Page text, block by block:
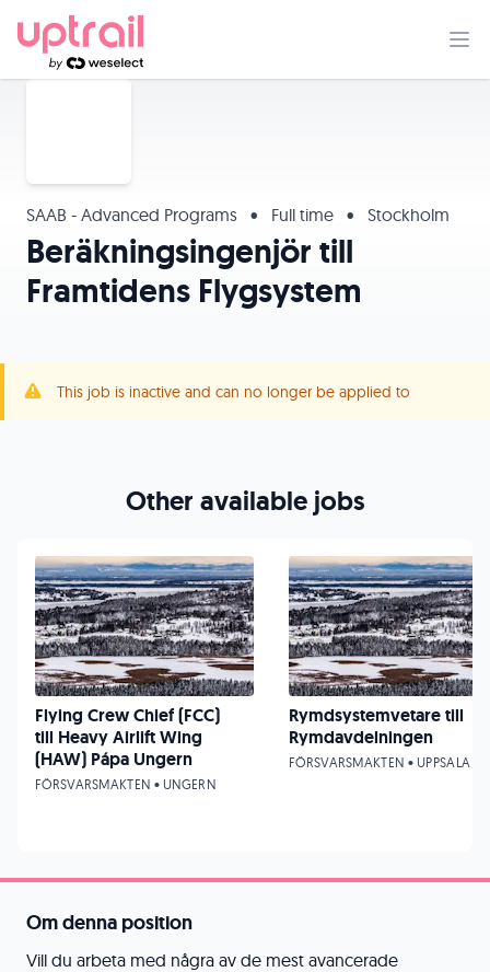
SAAB - Advanced Programs • Full time • Stockholm
Beräkningsingenjör till
Framtidens Flygsystem
This job is inactive and can no longer be applied to
Om denna position
Vill du arbeta med några av de mest avancerade
Other available jobs
Flying Crew Chief (FCC)
till Heavy Airlift Wing
(HAW) Pápa Ungern
FÖRSVARSMAKTEN • UNGERN
Rymdsystemvetare till
Rymdavdelningen
FÖRSVARSMAKTEN • UPPSALA